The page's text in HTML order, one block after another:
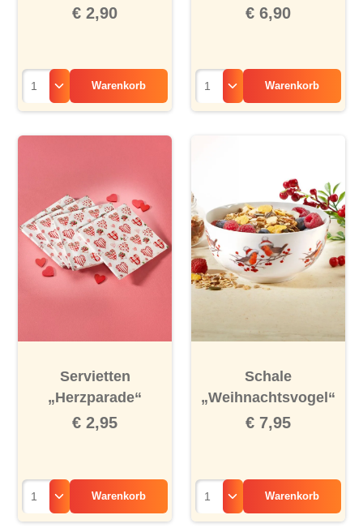
€ 2,90
Warenkorb
€ 6,90
Warenkorb
Servietten
„Herzparade“
€ 2,95
Warenkorb
Schale
„Weihnachtsvogel“
€ 7,95
Warenkorb